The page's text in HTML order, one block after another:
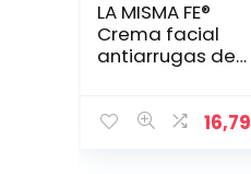
LA MISMA FE®
Crema facial
antiarrugas de
planctón, ácido
16,79